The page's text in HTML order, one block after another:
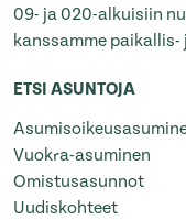
09- ja 020-alkuisiin
kanssamme
ETSI ASUNTOJA
Vuokra-asuminen
Omistusasunnot
Uudiskohteet